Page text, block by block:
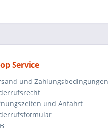
Service
und Zahlungsbedingungen
und Anfahrt